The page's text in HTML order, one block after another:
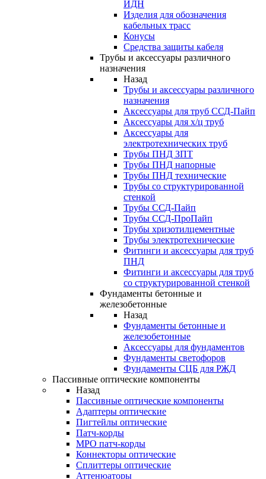
ИДН
Изделия для обозначения
кабельных трасс
Конусы
Средства защиты кабеля
Трубы и аксессуары различного
назначения
Назад
Трубы и аксессуары различного
назначения
Аксессуары для труб ССД-Пайп
Аксессуары для х/ц труб
Аксессуары для
электротехнических труб
Трубы ПНД ЗПТ
Трубы ПНД напорные
Трубы ПНД технические
Трубы со структурированной
стенкой
Трубы ССД-Пайп
Трубы ССД-ПроПайп
Трубы хризотилцементные
Трубы электротехнические
Фитинги и аксессуары для труб
ПНД
Фитинги и аксессуары для труб
со структурированной стенкой
Фундаменты бетонные и
железобетонные
Назад
Фундаменты бетонные и
железобетонные
Аксессуары для фундаментов
Фундаменты светофоров
Фундаменты СЦБ для РЖД
Пассивные оптические компоненты
Назад
Пассивные оптические компоненты
Адаптеры оптические
Пигтейлы оптические
Патч-корды
MPO патч-корды
Коннекторы оптические
Сплиттеры оптические
Аттенюаторы